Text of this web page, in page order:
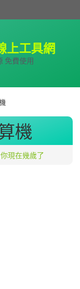
上工具網
免費使用
機
現在幾歲了